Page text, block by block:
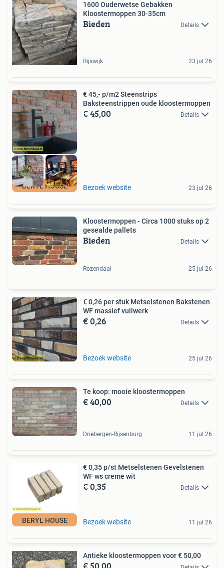
1600 Ouderwetse Gebakken
Kloostermoppen 30-35cm
Bieden Details
Rijswijk 23 jul 26
BERYL HOUSE
€ 45,- p/m2 Steenstrips
Baksteenstrippen oude kloostermoppen
€ 45,00 Details
Bezoek website 23 jul 26
Kloostermoppen - Circa 1000 stuks op 2
gesealde pallets
Bieden Details
Rozendaal 25 jul 26
€ 0,26 per stuk Metselstenen Bakstenen
WF massief vuilwerk
€ 0,26 Details
Bezoek website 25 jul 26
Te koop: mooie kloostermoppen
€ 40,00 Details
Driebergen-Rijsenburg 11 jul 26
BERYL HOUSE
€ 0,35 p/st Metselstenen Gevelstenen
WF ws creme wit
€ 0,35 Details
Bezoek website 11 jul 26
Antieke kloostermoppen voor € 50,00